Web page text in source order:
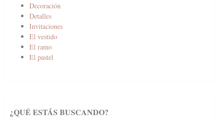
Decoración
Detalles
Invitaciones
El vestido
El ramo
El pastel
¿QUÉ ESTÁS BUSCANDO?